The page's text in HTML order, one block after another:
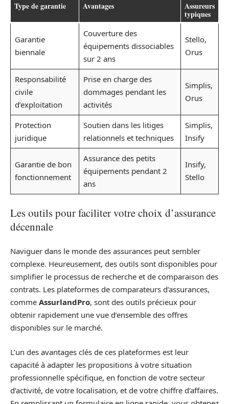
Type de garantie Avantages Assureurs
typiques
Garantie
biennale
Couverture des
équipements dissociables
sur 2 ans
Stello,
Orus
Responsabilité
civile
d’exploitation
Prise en charge des
dommages pendant les
activités
Simplis,
Orus
Protection
juridique
Soutien dans les litiges
relationnels et techniques
Simplis,
Insify
Garantie de bon
fonctionnement
Assurance des petits
équipements pendant 2
ans
Insify,
Stello
Les outils pour faciliter votre choix d’assurance
décennale
Naviguer dans le monde des assurances peut sembler
complexe. Heureusement, des outils sont disponibles pour
simplifier le processus de recherche et de comparaison des
contrats. Les plateformes de comparateurs d’assurances,
comme AssurlandPro, sont des outils précieux pour
obtenir rapidement une vue d’ensemble des offres
disponibles sur le marché.
L’un des avantages clés de ces plateformes est leur
capacité à adapter les propositions à votre situation
professionnelle spécifique, en fonction de votre secteur
d’activité, de votre localisation, et de votre chiffre d’affaires.